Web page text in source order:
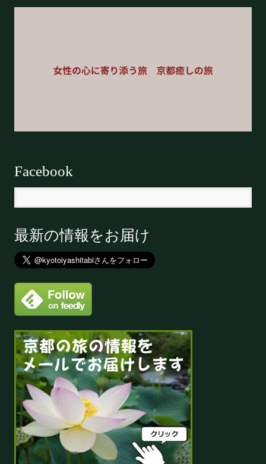
Facebook
最新の情報をお届け